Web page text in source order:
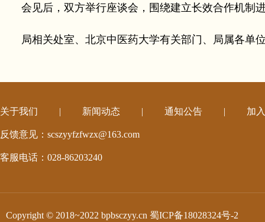
会见后，双方举行座谈会，围绕建立长效合作机制
局相关处室、北京中医药大学有关部门、局属各单
关于我们 | 新闻动态 | 通知公告 | 加
反馈意见：scszyyfzfwzx@163.com
客服电话：028-86203240
Copyright © 2018~2022 bpbsczyy.cn 蜀ICP备18028324号-2